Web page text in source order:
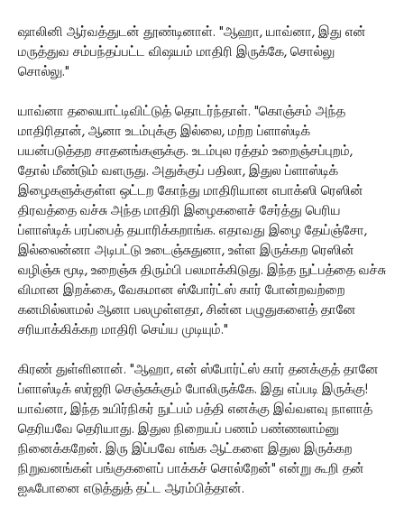
ஷாலினி ஆர்வத்துடன் தூண்டினாள். "ஆஹா, யாவ்னா, இது என்
மருத்துவ சம்பந்தப்பட்ட விஷயம் மாதிரி இருக்கே, சொல்லு
சொல்லு."
யாவ்னா தலையாட்டிவிட்டுத் தொடர்ந்தாள். "கொஞ்சம் அந்த
மாதிரிதான், ஆனா உடம்புக்கு இல்லை, மற்ற ப்ளாஸ்டிக்
பயன்படுத்தற சாதனங்களுக்கு. உடம்புல ரத்தம் உறைஞ்சப்புறம்,
தோல் மீண்டும் வளருது. அதுக்குப் பதிலா, இதுல ப்ளாஸ்டிக்
இழைகளுக்குள்ள ஒட்டற கோந்து மாதிரியான எபாக்ஸி ரெஸின்
திரவத்தை வச்சு அந்த மாதிரி இழைகளைச் சேர்த்து பெரிய
ப்ளாஸ்டிக் பரப்பைத் தயாரிக்கறாங்க. எதாவது இழை தேய்ஞ்சோ,
இல்லைன்னா அடிபட்டு உடைஞ்சுதுனா, உள்ள இருக்கற ரெஸின்
வழிஞ்சு மூடி, உறைஞ்சு திரும்பி பலமாக்கிடுது. இந்த நுட்பத்தை வச்சு
விமான இறக்கை, வேகமான ஸ்போர்ட்ஸ் கார் போன்றவற்றை
கனமில்லாமல் ஆனா பலமுள்ளதா, சின்ன பழுதுகளைத் தானே
சரியாக்கிக்கற மாதிரி செய்ய முடியும்."
கிரண் துள்ளினான். "ஆஹா, என் ஸ்போர்ட்ஸ் கார் தனக்குத் தானே
ப்ளாஸ்டிக் ஸர்ஜரி செஞ்சுக்கும் போலிருக்கே. இது எப்படி இருக்கு!
யாவ்னா, இந்த உயிர்நிகர் நுட்பம் பத்தி எனக்கு இவ்வளவு நாளாத்
தெரியவே தெரியாது. இதுல நிறையப் பணம் பண்ணலாம்னு
நினைக்கறேன். இரு இப்பவே எங்க ஆட்களை இதுல இருக்கற
நிறுவனங்கள் பங்குகளைப் பாக்கச் சொல்றேன்" என்று கூறி தன்
ஐஃபோனை எடுத்துத் தட்ட ஆரம்பித்தான்.